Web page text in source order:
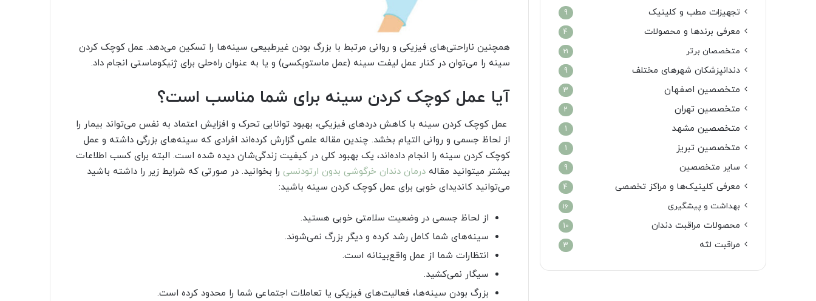
همچنین ناراحتی‌های فیزیکی و روانی مرتبط با بزرگ بودن غیرطبیعی سینه‌ها را تسکین می‌دهد. عمل کوچک کردن
سینه را می‌توان در کنار عمل لیفت سینه (عمل ماستوپکسی) و یا به عنوان راه‌حلی برای ژنیکوماستی انجام داد.
آیا عمل کوچک کردن سینه برای شما مناسب است؟
عمل کوچک کردن سینه با کاهش دردهای فیزیکی، بهبود توانایی تحرک و افزایش اعتماد به نفس می‌تواند بیمار را
از لحاظ جسمی و روانی التیام بخشد. چندین مقاله علمی گزارش کرده‌اند افرادی که سینه‌های بزرگی داشته و عمل
کوچک کردن سینه را انجام داده‌اند، یک بهبود کلی در کیفیت زندگی‌شان دیده شده است. البته برای کسب اطلاعات
بیشتر میتوانید مقالهدرمان دندان خرگوشی بدون ارتودنسی را بخوانید. در صورتی که شرایط زیر را داشته باشید
می‌توانید کاندیدای خوبی برای عمل کوچک کردن سینه باشید:
از لحاظ جسمی در وضعیت سلامتی خوبی هستید.
سینه‌های شما کامل رشد کرده و دیگر بزرگ نمی‌شوند.
انتظارات شما از عمل واقع‌بینانه است.
سیگار نمی‌کشید.
بزرگ بودن سینه‌ها، فعالیت‌های فیزیکی یا تعاملات اجتماعی شما را محدود کرده است.
تجهیزات مطب و کلینیک 9
معرفی برندها و محصولات 4
متخصصان برتر 21
دندانپزشکان شهرهای مختلف 9
متخصصین اصفهان 3
متخصصین تهران 2
متخصصین مشهد 1
متخصصین تبریز 1
سایر متخصصین 9
معرفی کلینیک‌ها و مراکز تخصصی 4
بهداشت و پیشگیری 16
محصولات مراقبت دندان 10
مراقبت لثه 3